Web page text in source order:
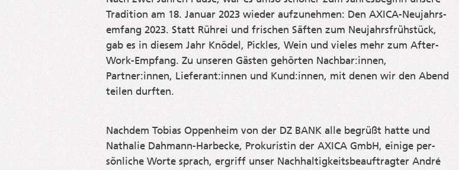
Tra­di­ti­on am 18. Janu­ar 2023 wie­der auf­zu­neh­men: Den AXI­CA-Neu­jahrs­
em­fang 2023. Statt Rühr­ei und fri­schen Säf­ten zum Neu­jahrs­früh­stück,
gab es in die­sem Jahr Knö­del, Pick­les, Wein und vie­les mehr zum After-
Work-Emp­fang. Zu unse­ren Gäs­ten gehör­ten Nachbar:innen,
Partner:innen, Lieferant:innen und Kund:innen, mit denen wir den Abend
tei­len durften.
Nach­dem Tobi­as Oppen­heim von der DZ BANK alle begrüßt hat­te und
Natha­lie Dah­mann-Harb­ecke, Pro­ku­ris­tin der AXICA GmbH, eini­ge per­
sön­li­che Wor­te sprach, ergriff unser Nach­hal­tig­keits­be­auf­trag­ter André